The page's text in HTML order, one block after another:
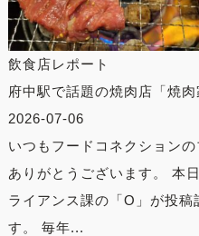
飲食店レポート
府中駅で話題の焼肉店「焼
2026-07-06
いつもフードコネクション
ありがとうございます。 本
ライアンス課の「O」が投稿
す。 毎年...